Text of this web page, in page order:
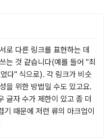
로 다른 링크를 표현하는 데
는 것 같습니다(예를 들어 "최
다" 식으로). 각 링크가 비슷
을 위한 방법일 수도 있고요.
글자 수가 제한이 있고 좀 더
때문에 저런 류의 마크업이